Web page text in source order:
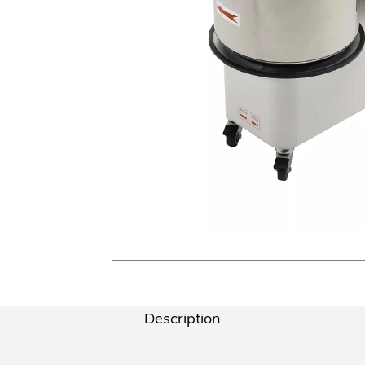
Description